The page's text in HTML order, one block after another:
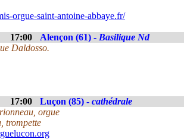
orgue-saint-antoine-abbaye.fr/
17:00 Alençon (61) - Basilique Nd
Daldosso.
17:00 Luçon (85) - cathédrale
orgue
trompette